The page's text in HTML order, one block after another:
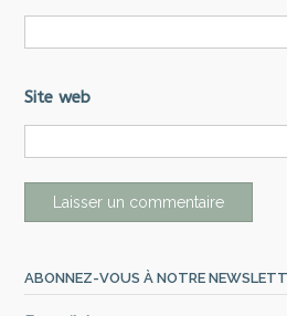
Site web
ABONNEZ-VOUS À NOTRE